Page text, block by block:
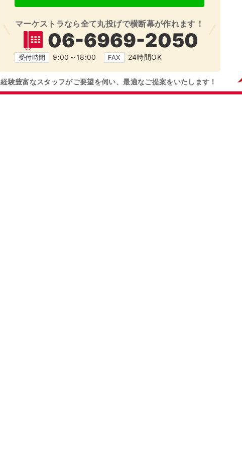
マーケストラなら全て丸投げで横断幕が作れます！
06-6969-2050
受付時間 9:00～18:00 FAX 24時間OK
経験豊富なスタッフがご要望を伺い、最適なご提案をいたします！